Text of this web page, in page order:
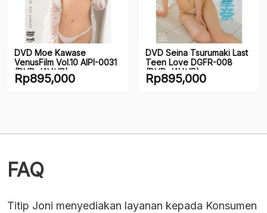
DVD Moe Kawase
VenusFilm Vol.10 AIPI-0031
(DVD JAV/JP)
Rp895,000
DVD Seina Tsurumaki Last
Teen Love DGFR-008
(DVD JAV/JP)
Rp895,000
FAQ
Titip Joni menyediakan layanan kepada Konsumen